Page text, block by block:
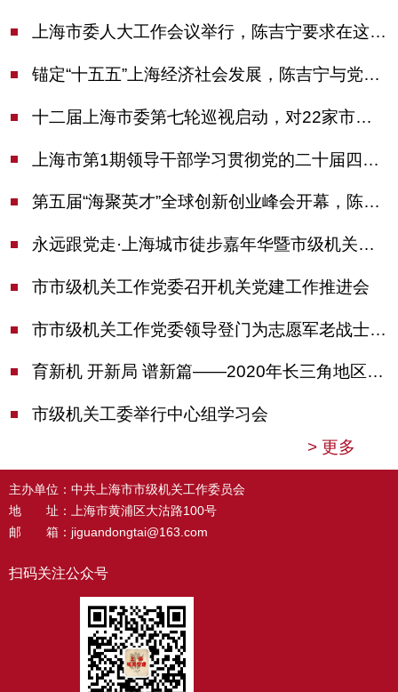
上海市委人大工作会议举行，陈吉宁要求在这些方面更加奋发有为
锚定“十五五”上海经济社会发展，陈吉宁与党外人士专题协商座谈
十二届上海市委第七轮巡视启动，对22家市管单位开展常规巡视
上海市第1期领导干部学习贯彻党的二十届四中全会精神专题研讨班开班，陈吉宁作专题报告
第五届“海聚英才”全球创新创业峰会开幕，陈吉宁出席并启动新一届大赛
永远跟党走·上海城市徒步嘉年华暨市级机关运动会开幕
市市级机关工作党委召开机关党建工作推进会
市市级机关工作党委领导登门为志愿军老战士佩戴纪念章
育新机 开新局 谱新篇——2020年长三角地区机关党建工作研讨会在南京召开
市级机关工委举行中心组学习会
> 更多